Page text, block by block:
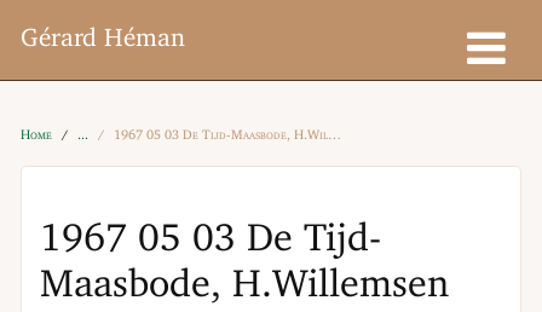
Gérard Héman
Home 1967 05 03 De Tijd-Maasbode, H.Willemsen
1967 05 03 De Tijd-
Maasbode, H.Willemsen